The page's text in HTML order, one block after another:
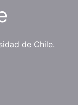
de Chile.